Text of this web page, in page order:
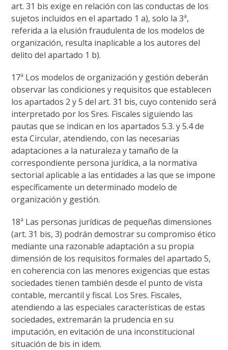
art. 31 bis exige en relación con las conductas de los
sujetos incluidos en el apartado 1 a), solo la 3ª,
referida a la elusión fraudulenta de los modelos de
organización, resulta inaplicable a los autores del
delito del apartado 1 b).
17ª Los modelos de organización y gestión deberán
observar las condiciones y requisitos que establecen
los apartados 2 y 5 del art. 31 bis, cuyo contenido será
interpretado por los Sres. Fiscales siguiendo las
pautas que se indican en los apartados 5.3. y 5.4 de
esta Circular, atendiendo, con las necesarias
adaptaciones a la naturaleza y tamaño de la
correspondiente persona jurídica, a la normativa
sectorial aplicable a las entidades a las que se impone
específicamente un determinado modelo de
organización y gestión.
18ª Las personas jurídicas de pequeñas dimensiones
(art. 31 bis, 3) podrán demostrar su compromiso ético
mediante una razonable adaptación a su propia
dimensión de los requisitos formales del apartado 5,
en coherencia con las menores exigencias que estas
sociedades tienen también desde el punto de vista
contable, mercantil y fiscal. Los Sres. Fiscales,
atendiendo a las especiales características de estas
sociedades, extremarán la prudencia en su
imputación, en evitación de una inconstitucional
situación de bis in idem.